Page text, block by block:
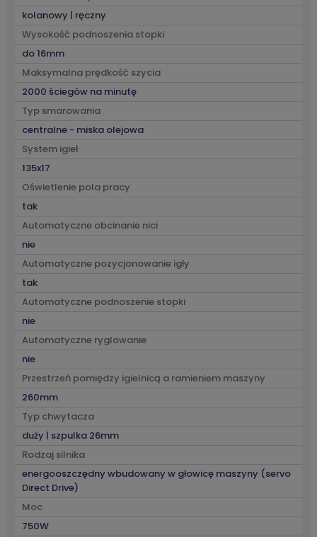
kolanowy | ręczny
Wysokość podnoszenia stopki
do 16mm
Maksymalna prędkość szycia
2000 ściegów na minutę
Typ smarowania
centralne - miska olejowa
System igieł
135x17
Oświetlenie pola pracy
tak
Automatyczne obcinanie nici
nie
Automatyczne pozycjonowanie igły
tak
Automatyczne podnoszenie stopki
nie
Automatyczne ryglowanie
nie
Przestrzeń pomiędzy igielnicą a ramieniem maszyny
260mm
Typ chwytacza
duży | szpulka 26mm
Rodzaj silnika
energooszczędny wbudowany w głowicę maszyny (servo
Direct Drive)
Moc
750W